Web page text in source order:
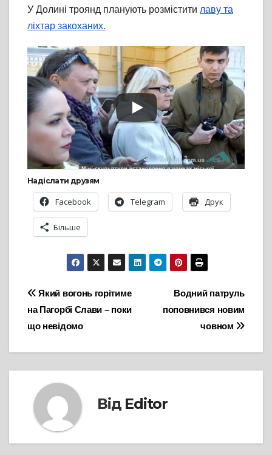
У Долині троянд планують розмістити лаву та
ліхтар закоханих.
Надіслати друзям
Facebook Telegram Друк
Більше
Навігація
записів
Водний патруль
поповнився новим
човном
Який вогонь горітиме
на Пагорбі Слави – поки
що невідомо
Від Editor